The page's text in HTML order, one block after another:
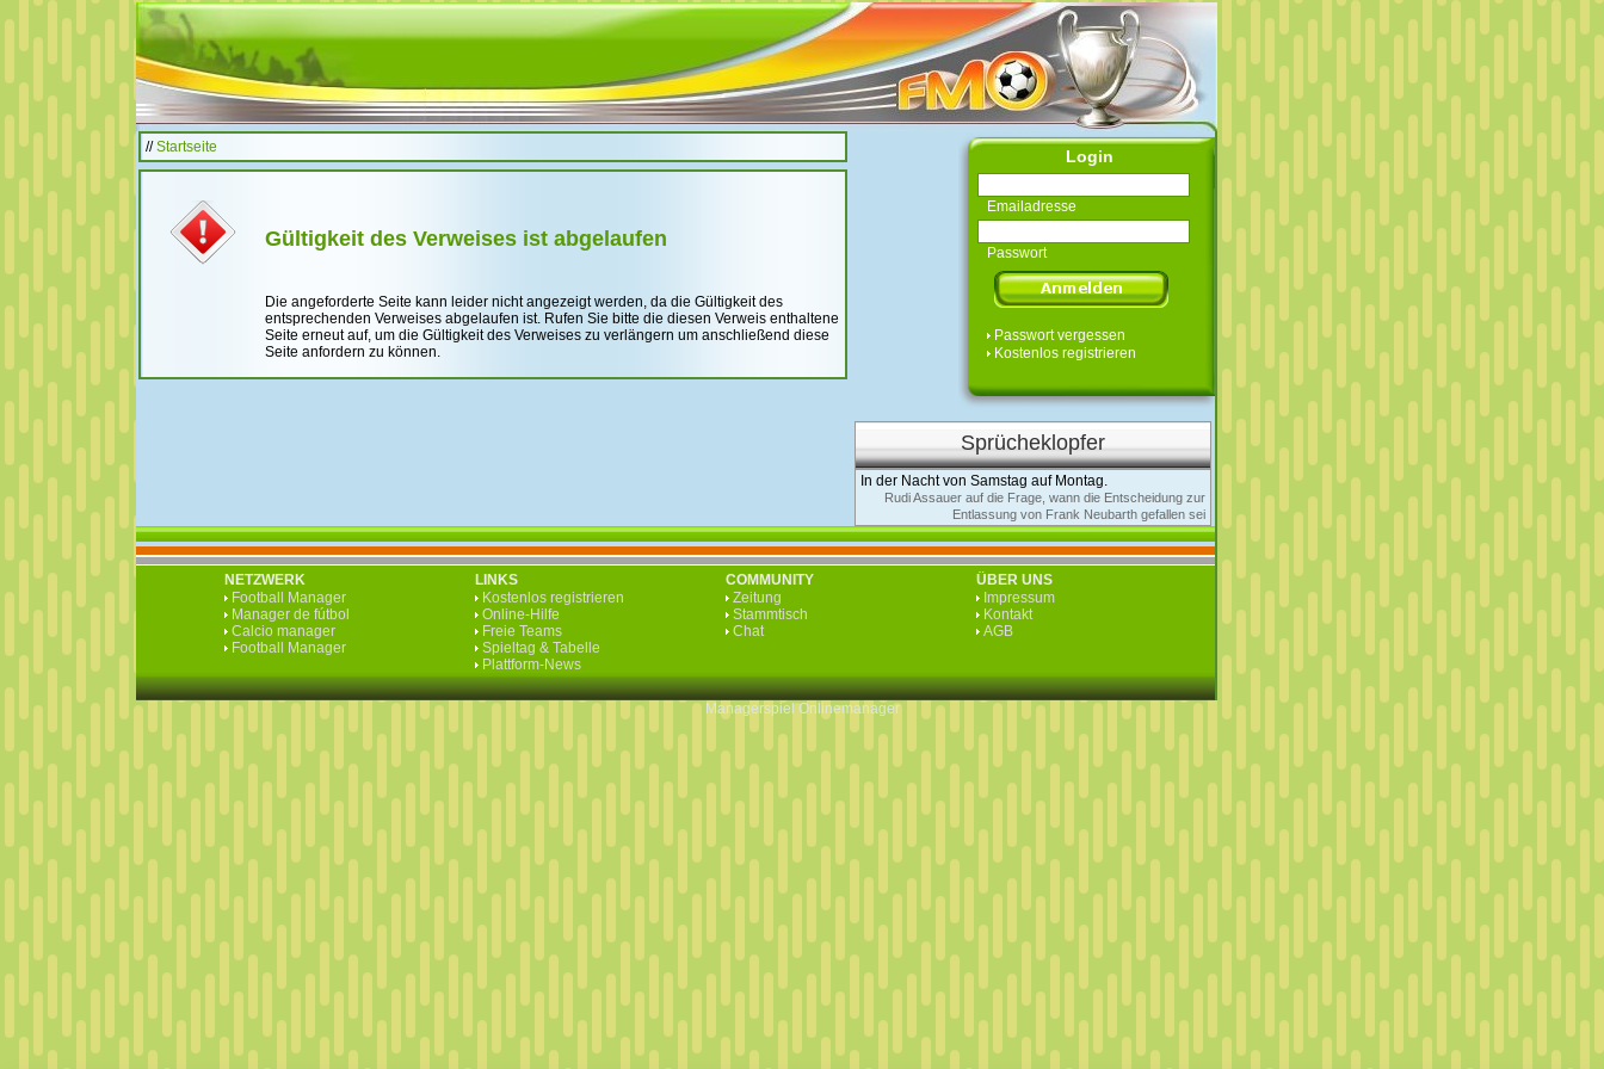
//Startseite
Gültigkeit des Verweises ist abgelaufen
Die angeforderte Seite kann leider nicht angezeigt werden, da die Gültigkeit des
entsprechenden Verweises abgelaufen ist. Rufen Sie bitte die diesen Verweis enthaltene
Seite erneut auf, um die Gültigkeit des Verweises zu verlängern um anschließend diese
Seite anfordern zu können.
Login
Emailadresse
Passwort
Passwort vergessen
Kostenlos registrieren
Sprücheklopfer
In der Nacht von Samstag auf Montag.
Rudi Assauer auf die Frage, wann die Entscheidung zur
Entlassung von Frank Neubarth gefallen sei
NETZWERK
Football Manager
Manager de fútbol
Calcio manager
Football Manager
LINKS
Kostenlos registrieren
Online-Hilfe
Freie Teams
Spieltag & Tabelle
Plattform-News
COMMUNITY
Zeitung
Stammtisch
Chat
ÜBER UNS
Impressum
Kontakt
AGB
Managerspiel Onlinemanager